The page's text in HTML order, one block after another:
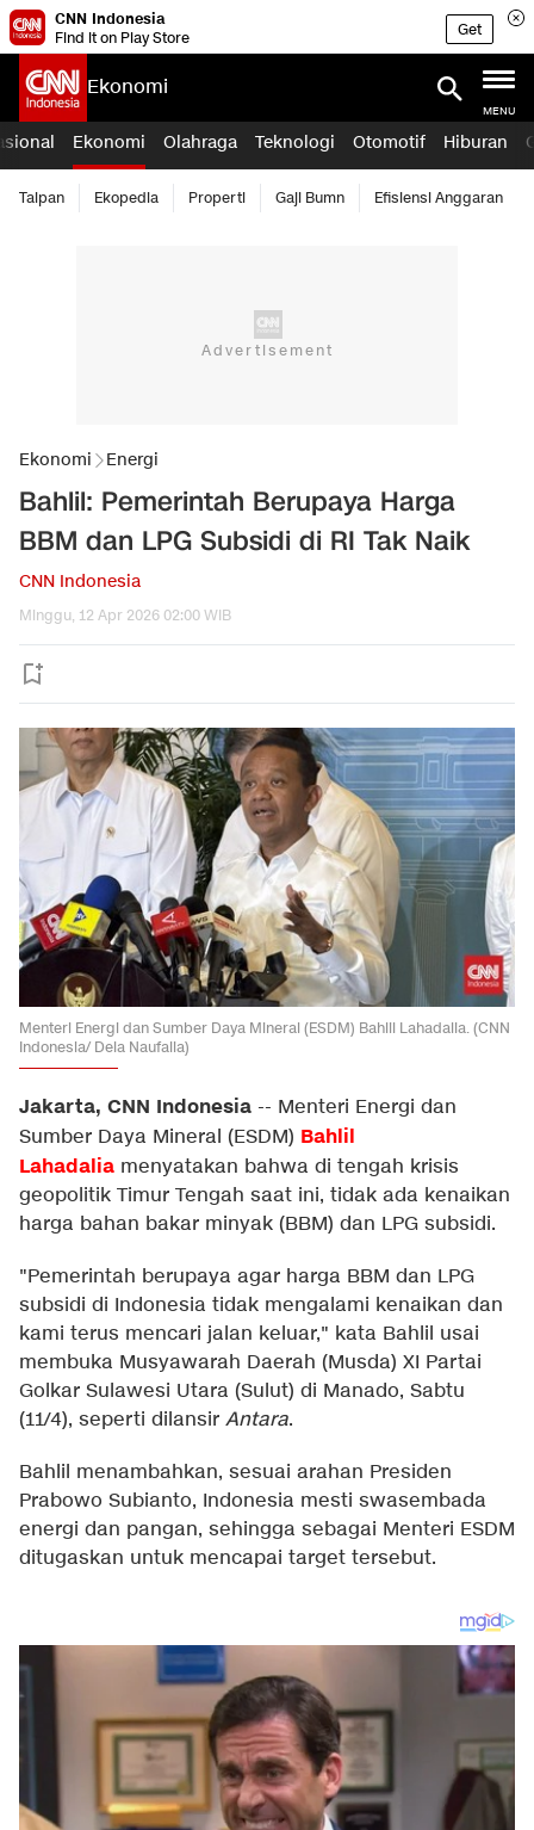
CNN Indonesia
Find it on Play Store
Get
Ekonomi
MENU
Ekonomi Olahraga Teknologi Otomotif Hiburan
Taipan Ekopedia Properti Gaji Bumn Efisiensi Anggaran
Ekonomi Energi
Bahlil: Pemerintah Berupaya Harga
BBM dan LPG Subsidi di RI Tak Naik
CNN Indonesia
Minggu, 12 Apr 2026 02:00 WIB
Menteri Energi dan Sumber Daya Mineral (ESDM) Bahlil Lahadalia. (CNN
Indonesia/ Dela Naufalia)
Jakarta, CNN Indonesia -- Menteri Energi dan
Sumber Daya Mineral (ESDM) Bahlil
Lahadalia menyatakan bahwa di tengah krisis
geopolitik Timur Tengah saat ini, tidak ada kenaikan
harga bahan bakar minyak (BBM) dan LPG subsidi.
"Pemerintah berupaya agar harga BBM dan LPG
subsidi di Indonesia tidak mengalami kenaikan dan
kami terus mencari jalan keluar," kata Bahlil usai
membuka Musyawarah Daerah (Musda) XI Partai
Golkar Sulawesi Utara (Sulut) di Manado, Sabtu
(11/4), seperti dilansir Antara.
Bahlil menambahkan, sesuai arahan Presiden
Prabowo Subianto, Indonesia mesti swasembada
energi dan pangan, sehingga sebagai Menteri ESDM
ditugaskan untuk mencapai target tersebut.